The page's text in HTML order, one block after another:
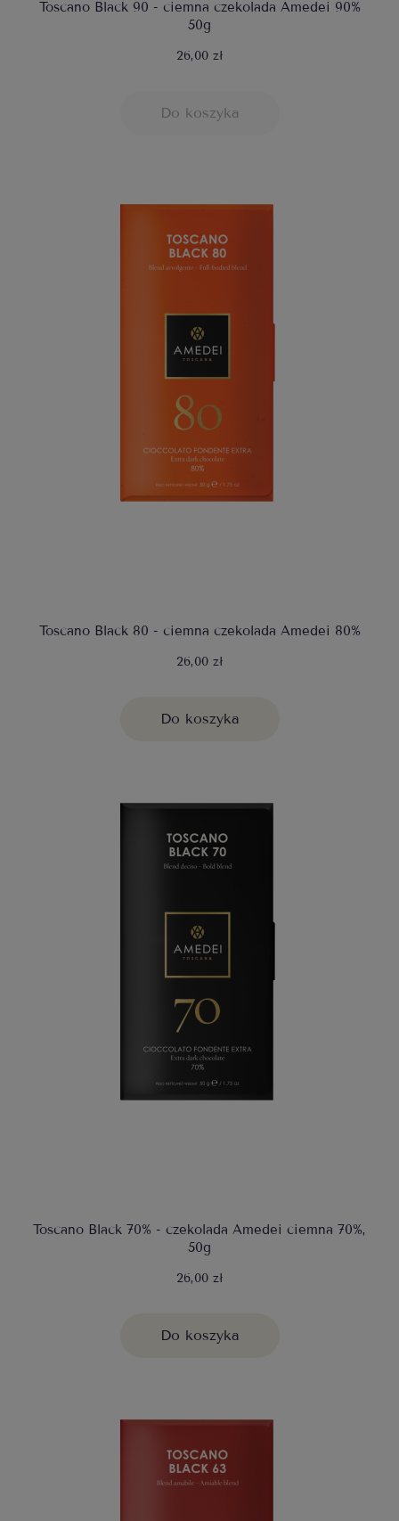
Toscano Black 90 - ciemna czekolada Amedei 90%
50g
26,00 zł
Do koszyka
Toscano Black 80 - ciemna czekolada Amedei 80%
26,00 zł
Do koszyka
Toscano Black 70% - czekolada Amedei ciemna 70%,
50g
26,00 zł
Do koszyka